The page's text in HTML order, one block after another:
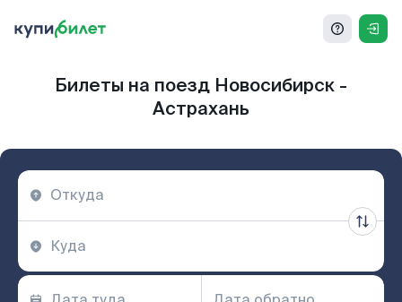
Билеты на поезд Новосибирск -
Астрахань